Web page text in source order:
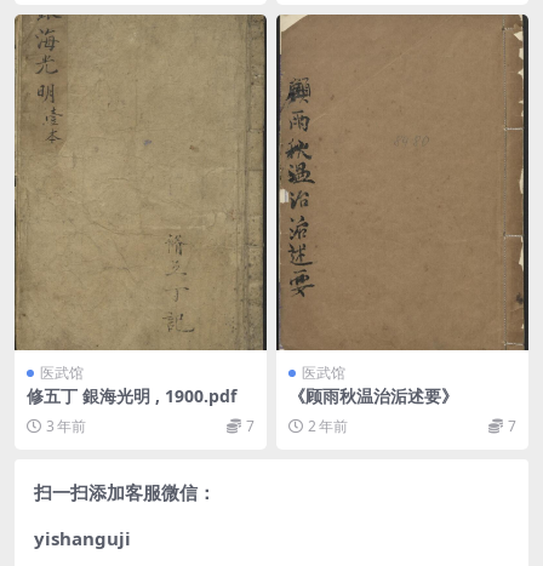
医武馆
修五丁 銀海光明 , 1900.pdf
3 年前 7
医武馆
《顾雨秋温治洉述要》
2 年前 7
扫一扫添加客服微信：
yishanguji